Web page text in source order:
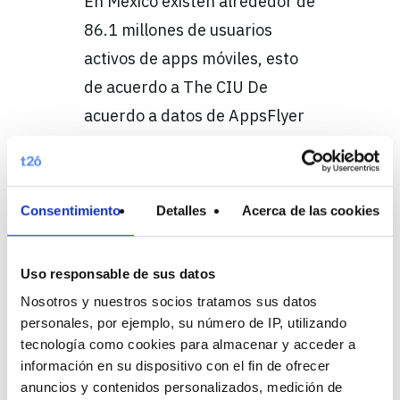
Consentimiento Detalles Acerca de las cookies
Uso responsable de sus datos
Nosotros y nuestros socios tratamos sus datos
personales, por ejemplo, su número de IP, utilizando
tecnología como cookies para almacenar y acceder a
información en su dispositivo con el fin de ofrecer
anuncios y contenidos personalizados, medición de
86.1 millones de usuarios
activos de apps móviles, esto
de acuerdo a The CIU De
acuerdo a datos de AppsFlyer
Seguir leyendo
El poder del SEO
[Podcast Digital
Meets by t2ó